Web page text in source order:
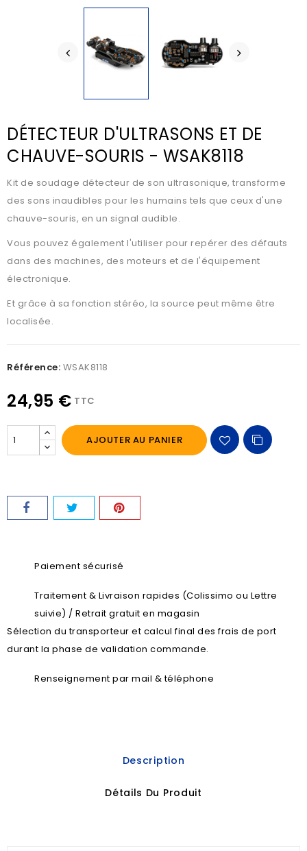
DÉTECTEUR D'ULTRASONS ET DE
CHAUVE-SOURIS - WSAK8118
Kit de soudage détecteur de son ultrasonique, transforme
des sons inaudibles pour les humains tels que ceux d'une
chauve-souris, en un signal audible.
Vous pouvez également l'utiliser pour repérer des défauts
dans des machines, des moteurs et de l'équipement
électronique.
Et grâce à sa fonction stéréo, la source peut même être
localisée.
Référence: WSAK8118
24,95 € TTC
AJOUTER AU PANIER
Paiement sécurisé
Traitement & Livraison rapides (Colissimo ou Lettre
suivie) / Retrait gratuit en magasin
Sélection du transporteur et calcul final des frais de port
durant la phase de validation commande.
Renseignement par mail & téléphone
Description
Détails Du Produit